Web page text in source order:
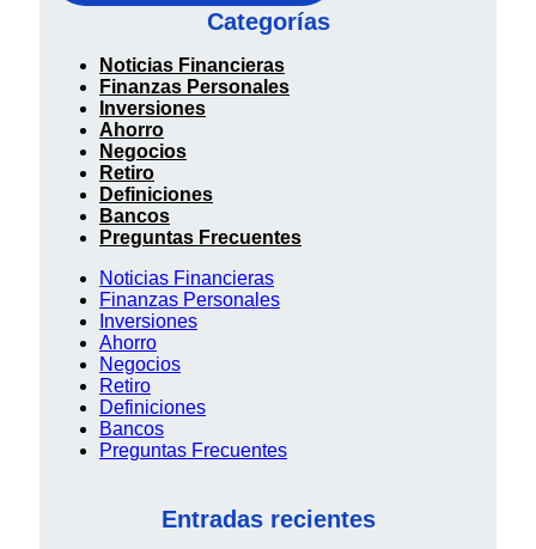
Categorías
Noticias Financieras
Finanzas Personales
Inversiones
Ahorro
Negocios
Retiro
Definiciones
Bancos
Preguntas Frecuentes
Noticias Financieras
Finanzas Personales
Inversiones
Ahorro
Negocios
Retiro
Definiciones
Bancos
Preguntas Frecuentes
Entradas recientes